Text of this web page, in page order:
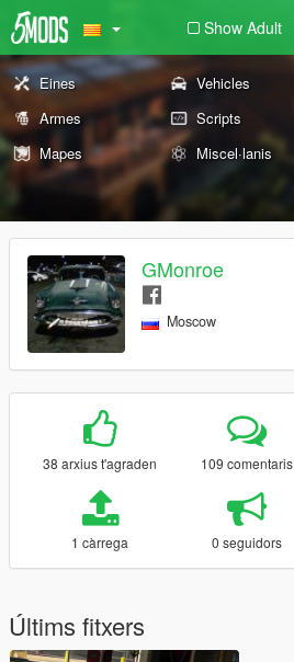
Show Adult
Eines Vehicles
Armes
Scripts
Mapes
Miscel·lanis
GMonroe
Moscow
38 arxius t'agraden 109 comentaris
1 càrrega 0 seguidors
Últims fitxers